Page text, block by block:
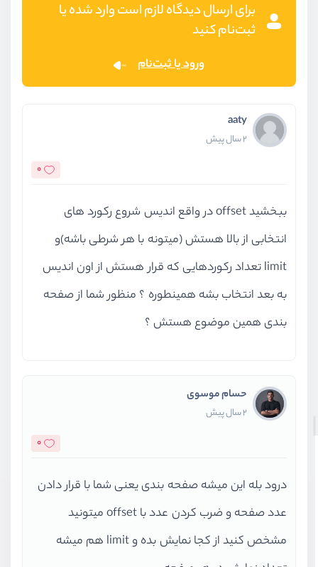
برای ارسال دیدگاه لازم است وارد شده یا
ثبت‌نام کنید
ورود یا ثبت‌نام
aaty
2 سال پیش
0
ببخشید offset در واقع اندیس شروع رکورد های
انتخابی از بالا هستش (میتونه با هر شرطی باشه)و
limit تعداد رکوردهایی که قرار هستش از اون اندیس
به بعد انتخاب بشه همینطوره ؟ منظور شما از صفحه
بندی همین موضوع هستش ؟
حسام موسوی
2 سال پیش
0
درود بله این میشه صفحه بندی یعنی شما با قرار دادن
عدد صفحه و ضرب کردن عدد با offset میتونید
مشخص کنید از کجا نمایش بده و limit هم میشه